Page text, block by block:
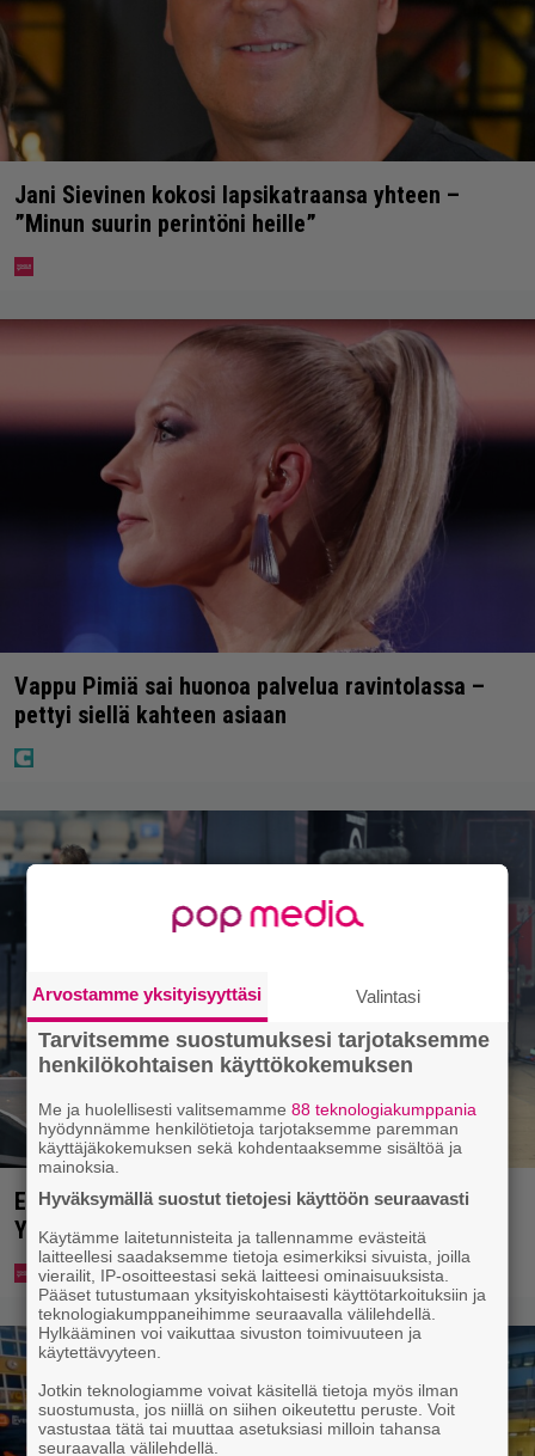
Jani Sievinen kokosi lapsikatraansa yhteen –
”Minun suurin perintöni heille”
Vappu Pimiä sai huonoa palvelua ravintolassa –
pettyi siellä kahteen asiaan
Eppu Normaalin viimeinen konsertti esitetään
Ylellä
Arvostamme yksityisyyttäsi Valintasi
Tarvitsemme suostumuksesi tarjotaksemme
henkilökohtaisen käyttökokemuksen
Me ja huolellisesti valitsemamme88 teknologiakumppania
hyödynnämme henkilötietoja tarjotaksemme paremman
käyttäjäkokemuksen sekä kohdentaaksemme sisältöä ja
mainoksia.
Hyväksymällä suostut tietojesi käyttöön seuraavasti
Käytämme laitetunnisteita ja tallennamme evästeitä
laitteellesi saadaksemme tietoja esimerkiksi sivuista, joilla
vierailit, IP-osoitteestasi sekä laitteesi ominaisuuksista.
Pääset tutustumaan yksityiskohtaisesti käyttötarkoituksiin ja
teknologiakumppaneihimme seuraavalla välilehdellä.
Hylkääminen voi vaikuttaa sivuston toimivuuteen ja
käytettävyyteen.
Jotkin teknologiamme voivat käsitellä tietoja myös ilman
suostumusta, jos niillä on siihen oikeutettu peruste. Voit
vastustaa tätä tai muuttaa asetuksiasi milloin tahansa
seuraavalla välilehdellä.